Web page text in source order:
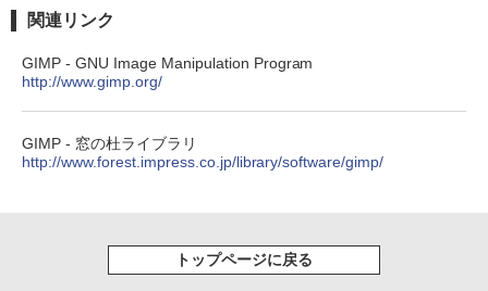
関連リンク
GIMP - GNU Image Manipulation Program
http://www.gimp.org/
GIMP - 窓の杜ライブラリ
http://www.forest.impress.co.jp/library/software/gimp/
トップページに戻る